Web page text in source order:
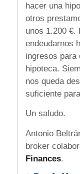
hacer una
otros
unos 1.200 €.
endeudarnos
ingresos para
hipoteca.
nos queda
suficiente
Un saludo.
Antonio
broker
Finances.